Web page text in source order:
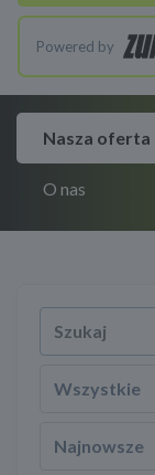
Powered by
Nasza oferta
O nas
Wszystkie
Najnowsze